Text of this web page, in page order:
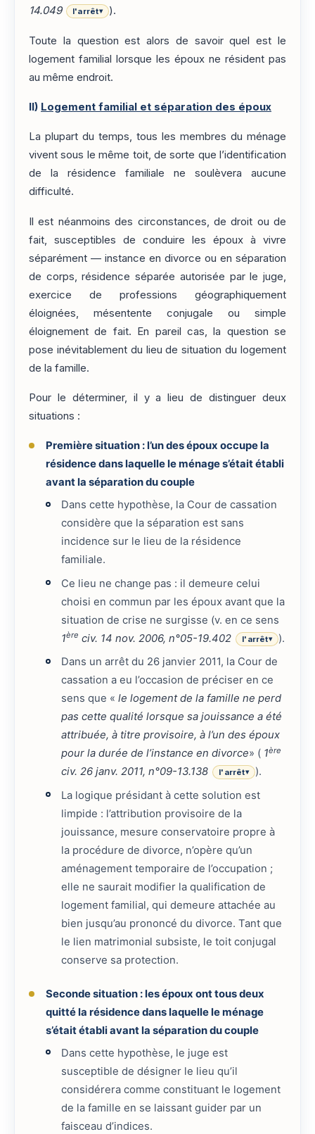
14.049
l'arrêt▾ ).
Toute la question est alors de savoir quel est le
logement familial lorsque les époux ne résident pas
au même endroit.
II) Logement familial et séparation des époux
La plupart du temps, tous les membres du ménage
vivent sous le même toit, de sorte que l’identification
de la résidence familiale ne soulèvera aucune
difficulté.
Il est néanmoins des circonstances, de droit ou de
fait, susceptibles de conduire les époux à vivre
séparément — instance en divorce ou en séparation
de corps, résidence séparée autorisée par le juge,
exercice de professions géographiquement
éloignées, mésentente conjugale ou simple
éloignement de fait. En pareil cas, la question se
pose inévitablement du lieu de situation du logement
de la famille.
Pour le déterminer, il y a lieu de distinguer deux
situations :
Première situation : l’un des époux occupe la
résidence dans laquelle le ménage s’était établi
avant la séparation du couple
Dans cette hypothèse, la Cour de cassation
considère que la séparation est sans
incidence sur le lieu de la résidence
familiale.
Ce lieu ne change pas : il demeure celui
choisi en commun par les époux avant que la
situation de crise ne surgisse (v. en ce sens
1ère civ. 14 nov. 2006, n°05-19.402 l'arrêt▾
).
Dans un arrêt du 26 janvier 2011, la Cour de
cassation a eu l’occasion de préciser en ce
sens que «le logement de la famille ne perd
pas cette qualité lorsque sa jouissance a été
attribuée, à titre provisoire, à l’un des époux
pour la durée de l’instance en divorce» ( 1ère
civ. 26 janv. 2011, n°09-13.138 l'arrêt▾
).
La logique présidant à cette solution est
limpide : l’attribution provisoire de la
jouissance, mesure conservatoire propre à
la procédure de divorce, n’opère qu’un
aménagement temporaire de l’occupation ;
elle ne saurait modifier la qualification de
logement familial, qui demeure attachée au
bien jusqu’au prononcé du divorce. Tant que
le lien matrimonial subsiste, le toit conjugal
conserve sa protection.
Seconde situation : les époux ont tous deux
quitté la résidence dans laquelle le ménage
s’était établi avant la séparation du couple
Dans cette hypothèse, le juge est
susceptible de désigner le lieu qu’il
considérera comme constituant le logement
de la famille en se laissant guider par un
faisceau d’indices.